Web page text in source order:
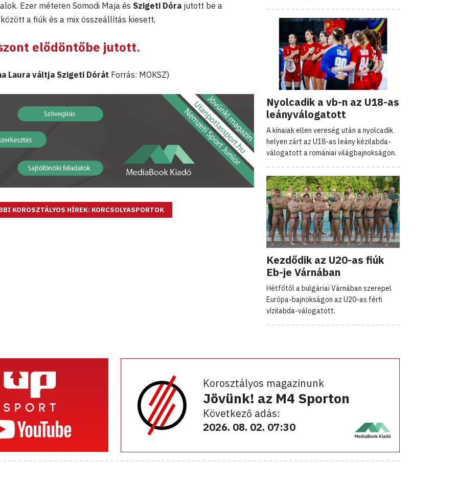
Ezer méteren Somodi Maja és Szigeti Dóra jutott be a
a fiúk és a mix összeállítás kiesett,
elődöntőbe jutott.
Laura váltja Szigeti Dórát Forrás: MOKSZ)
KOROSZTÁLYOS HÍREK: KORCSOLYASPORTOK
Nyolcadik a vb-n az U18-as
leányválogatott
A kínaiak ellen vereség után a nyolcadik
helyen zárt az U18-as leány kézilabda-
válogatott a romániai világbajnokságon.
Kezdődik az U20-as fiúk
Eb-je Várnában
Hétfőtől a bulgáriai Várnában szerepel
Európa-bajnokságon az U20-as férfi
vízilabda-válogatott.
Korosztályos magazinunk
Jövünk! az M4 Sporton
Következő adás:
2026. 08. 02. 07:30